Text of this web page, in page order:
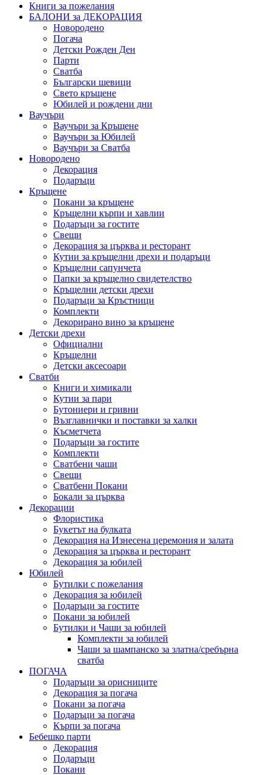
Книги за пожелания
БАЛОНИ за ДЕКОРАЦИЯ
Новородено
Погача
Детски Рожден Ден
Парти
Сватба
Български шевици
Свето кръщене
Юбилей и рождени дни
Ваучъри
Ваучъри за Кръщене
Ваучъри за Юбилей
Ваучъри за Сватба
Новородено
Декорация
Подаръци
Кръщене
Покани за кръщене
Кръщелни кърпи и хавлии
Подаръци за гостите
Свещи
Декорация за църква и ресторант
Кутии за кръщелни дрехи и подаръци
Кръщелни сапунчета
Папки за кръщелно свидетелство
Кръщелни детски дрехи
Подаръци за Кръстници
Комплекти
Декорирано вино за кръщене
Детски дрехи
Официални
Кръщелни
Детски аксесоари
Сватби
Книги и химикали
Кутии за пари
Бутониери и гривни
Възглавнички и поставки за халки
Късметчета
Подаръци за гостите
Комплекти
Сватбени чаши
Свещи
Сватбени Покани
Бокали за църква
Декорации
Флористика
Букетът на булката
Декорация на Изнесена церемония и залата
Декорация за църква и ресторант
Декорация за юбилей
Юбилей
Бутилки с пожелания
Декорация за юбилей
Подаръци за гостите
Покани за юбилей
Бутилки и Чаши за юбилей
Комплекти за юбилей
Чаши за шампанско за златна/сребърна
сватба
ПОГАЧА
Подаръци за орисниците
Декорация за погача
Покани за погача
Подаръци за погача
Кърпи за погача
Бебешко парти
Декорация
Подаръци
Покани